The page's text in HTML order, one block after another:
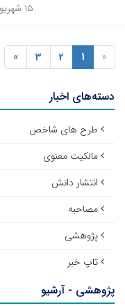
۱۵ شهریور ۱۴۰۱
«
1
2
3
»
دسته‌های اخبار
طرح های شاخص
مالکیت معنوی
انتشار دانش
مصاحبه
پژوهشی
تاپ خبر
پژوهشی - آرشیو